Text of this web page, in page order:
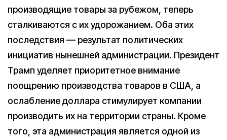
производящие товары за рубежом, теперь
сталкиваются с их удорожанием. Оба этих
последствия — результат политических
инициатив нынешней администрации. Президент
Трамп уделяет приоритетное внимание
поощрению производства товаров в США, а
ослабление доллара стимулирует компании
производить их на территории страны. Кроме
того, эта администрация является одной из